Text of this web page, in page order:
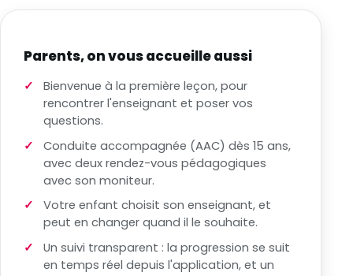
Parents, on vous accueille aussi
Bienvenue à la première leçon, pour
rencontrer l'enseignant et poser vos
questions.
Conduite accompagnée (AAC) dès 15 ans,
avec deux rendez-vous pédagogiques
avec son moniteur.
Votre enfant choisit son enseignant, et
peut en changer quand il le souhaite.
Un suivi transparent : la progression se suit
en temps réel depuis l'application, et un